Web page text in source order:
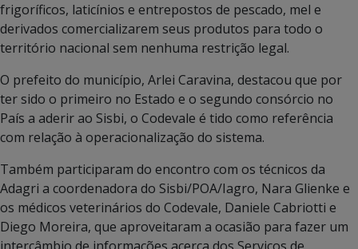
frigoríficos, laticínios e entrepostos de pescado, mel e
derivados comercializarem seus produtos para todo o
território nacional sem nenhuma restrição legal.
O prefeito do município, Arlei Caravina, destacou que por
ter sido o primeiro no Estado e o segundo consórcio no
País a aderir ao Sisbi, o Codevale é tido como referência
com relação à operacionalização do sistema.
Também participaram do encontro com os técnicos da
Adagri a coordenadora do Sisbi/POA/Iagro, Nara Glienke e
os médicos veterinários do Codevale, Daniele Cabriotti e
Diego Moreira, que aproveitaram a ocasião para fazer um